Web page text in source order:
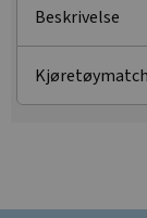
Beskrivelse